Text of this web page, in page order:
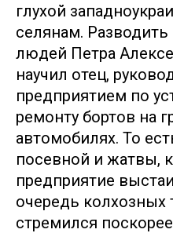
глухой
селянам. Разводить
людей Петра
научил отец,
предприятием по
ремонту бортов на
автомобилях. То
посевной и жатвы,
предприятие
очередь
стремился